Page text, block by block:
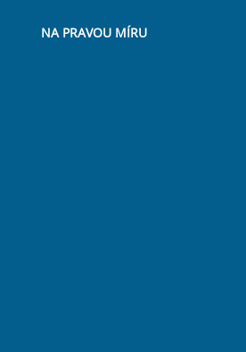
NA PRAVOU MÍRU